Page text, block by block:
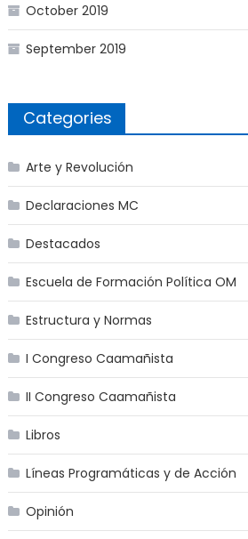
October 2019
September 2019
Categories
Arte y Revolución
Declaraciones MC
Destacados
Escuela de Formación Política OM
Estructura y Normas
I Congreso Caamañista
II Congreso Caamañista
Libros
Líneas Programáticas y de Acción
Opinión